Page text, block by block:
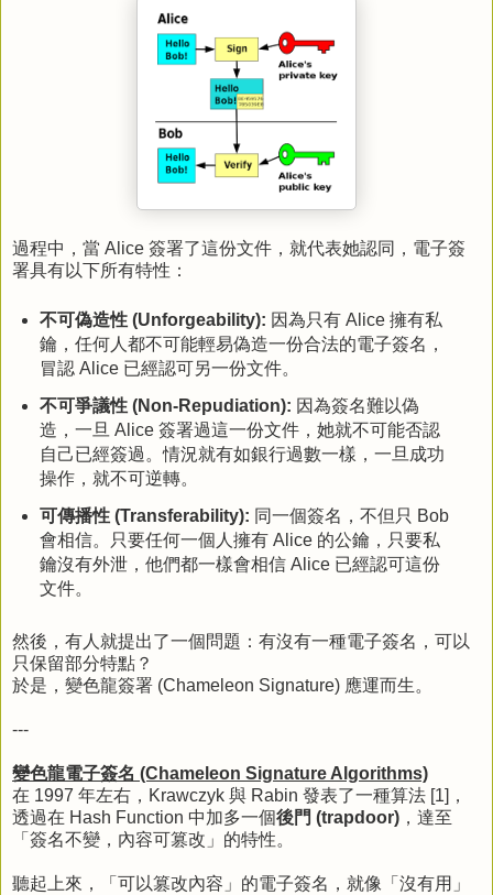
過程中，當 Alice 簽署了這份文件，就代表她認同，電子簽
署具有以下所有特性：
不可偽造性 (Unforgeability): 因為只有 Alice 擁有私
鑰，任何人都不可能輕易偽造一份合法的電子簽名，
冒認 Alice 已經認可另一份文件。
不可爭議性 (Non-Repudiation): 因為簽名難以偽
造，一旦 Alice 簽署過這一份文件，她就不可能否認
自己已經簽過。情況就有如銀行過數一樣，一旦成功
操作，就不可逆轉。
可傳播性 (Transferability): 同一個簽名，不但只 Bob
會相信。只要任何一個人擁有 Alice 的公鑰，只要私
鑰沒有外泄，他們都一樣會相信 Alice 已經認可這份
文件。
然後，有人就提出了一個問題：有沒有一種電子簽名，可以
只保留部分特點？
於是，變色龍簽署 (Chameleon Signature) 應運而生。
---
變色龍電子簽名 (Chameleon Signature Algorithms)
在 1997 年左右，Krawczyk 與 Rabin 發表了一種算法 [1]，
透過在 Hash Function 中加多一個後門 (trapdoor) ，達至
「簽名不變，內容可篡改」的特性。
聽起上來，「可以篡改內容」的電子簽名，就像「沒有用」